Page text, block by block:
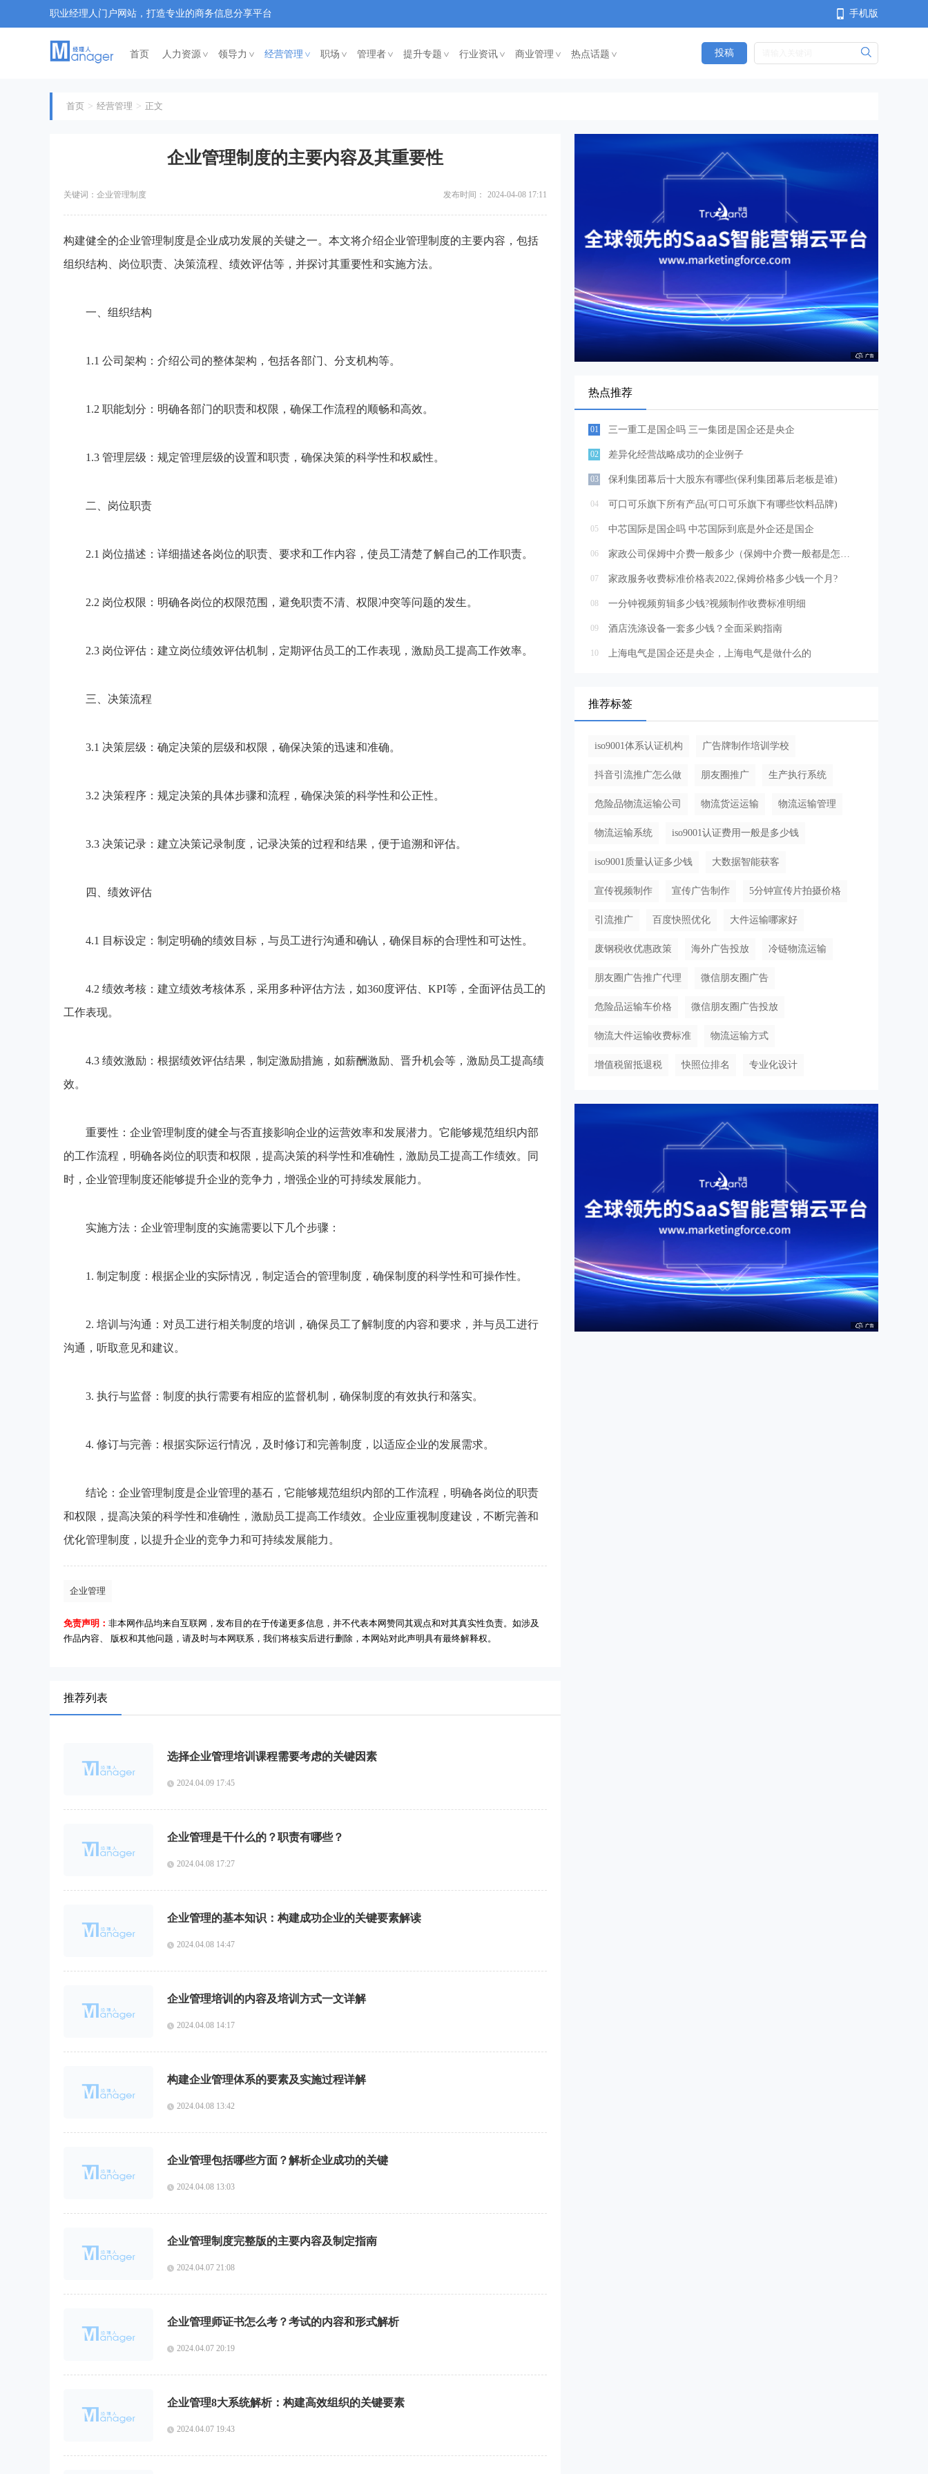
职业经理人门户网站，打造专业的商务信息分享平台 手机版
首页 人力资源< 领导力 < 经营管理< 职场< 管理者< 提升专题 < 行业资讯 < 商业管理< 热点话题 < 投稿
首页 经营管理 正文
企业管理制度的主要内容及其重要性
关键词：企业管理制度 发布时间： 2024-04-08 17:11
构建健全的企业管理制度是企业成功发展的关键之一。本文将介绍企业管理制度的主要内容，包括
组织结构、岗位职责、决策流程、绩效评估等，并探讨其重要性和实施方法。
一、组织结构
1.1 公司架构：介绍公司的整体架构，包括各部门、分支机构等。
1.2 职能划分：明确各部门的职责和权限，确保工作流程的顺畅和高效。
1.3 管理层级：规定管理层级的设置和职责，确保决策的科学性和权威性。
二、岗位职责
2.1 岗位描述：详细描述各岗位的职责、要求和工作内容，使员工清楚了解自己的工作职责。
2.2 岗位权限：明确各岗位的权限范围，避免职责不清、权限冲突等问题的发生。
2.3 岗位评估：建立岗位绩效评估机制，定期评估员工的工作表现，激励员工提高工作效率。
三、决策流程
3.1 决策层级：确定决策的层级和权限，确保决策的迅速和准确。
3.2 决策程序：规定决策的具体步骤和流程，确保决策的科学性和公正性。
3.3 决策记录：建立决策记录制度，记录决策的过程和结果，便于追溯和评估。
四、绩效评估
4.1 目标设定：制定明确的绩效目标，与员工进行沟通和确认，确保目标的合理性和可达性。
4.2 绩效考核：建立绩效考核体系，采用多种评估方法，如360度评估、KPI等，全面评估员工的
工作表现。
4.3 绩效激励：根据绩效评估结果，制定激励措施，如薪酬激励、晋升机会等，激励员工提高绩
效。
重要性：企业管理制度的健全与否直接影响企业的运营效率和发展潜力。它能够规范组织内部
的工作流程，明确各岗位的职责和权限，提高决策的科学性和准确性，激励员工提高工作绩效。同
时，企业管理制度还能够提升企业的竞争力，增强企业的可持续发展能力。
实施方法：企业管理制度的实施需要以下几个步骤：
1. 制定制度：根据企业的实际情况，制定适合的管理制度，确保制度的科学性和可操作性。
2. 培训与沟通：对员工进行相关制度的培训，确保员工了解制度的内容和要求，并与员工进行
沟通，听取意见和建议。
3. 执行与监督：制度的执行需要有相应的监督机制，确保制度的有效执行和落实。
4. 修订与完善：根据实际运行情况，及时修订和完善制度，以适应企业的发展需求。
结论：企业管理制度是企业管理的基石，它能够规范组织内部的工作流程，明确各岗位的职责
和权限，提高决策的科学性和准确性，激励员工提高工作绩效。企业应重视制度建设，不断完善和
优化管理制度，以提升企业的竞争力和可持续发展能力。
企业管理
免责声明： 非本网作品均来自互联网，发布目的在于传递更多信息，并不代表本网赞同其观点和对其真实性负责。如涉及
作品内容、 版权和其他问题，请及时与本网联系，我们将核实后进行删除，本网站对此声明具有最终解释权。
推荐列表
选择企业管理培训课程需要考虑的关键因素
2024.04.09 17:45
企业管理是干什么的？职责有哪些？
2024.04.08 17:27
企业管理的基本知识：构建成功企业的关键要素解读
2024.04.08 14:47
企业管理培训的内容及培训方式一文详解
2024.04.08 14:17
构建企业管理体系的要素及实施过程详解
2024.04.08 13:42
企业管理包括哪些方面？解析企业成功的关键
2024.04.08 13:03
企业管理制度完整版的主要内容及制定指南
2024.04.07 21:08
企业管理师证书怎么考？考试的内容和形式解析
2024.04.07 20:19
企业管理8大系统解析：构建高效组织的关键要素
2024.04.07 19:43
热点推荐
01 三一重工是国企吗 三一集团是国企还是央企
02 差异化经营战略成功的企业例子
03 保利集团幕后十大股东有哪些(保利集团幕后老板是谁)
04 可口可乐旗下所有产品(可口可乐旗下有哪些饮料品牌)
05 中芯国际是国企吗 中芯国际到底是外企还是国企
06 家政公司保姆中介费一般多少（保姆中介费一般都是怎么收取的）
07 家政服务收费标准价格表2022,保姆价格多少钱一个月?
08 一分钟视频剪辑多少钱?视频制作收费标准明细
09 酒店洗涤设备一套多少钱？全面采购指南
10 上海电气是国企还是央企，上海电气是做什么的
推荐标签
iso9001体系认证机构 广告牌制作培训学校
抖音引流推广怎么做 朋友圈推广 生产执行系统
危险品物流运输公司 物流货运运输 物流运输管理
物流运输系统 iso9001认证费用一般是多少钱
iso9001质量认证多少钱 大数据智能获客
宣传视频制作 宣传广告制作 5分钟宣传片拍摄价格
引流推广 百度快照优化 大件运输哪家好
废钢税收优惠政策 海外广告投放 冷链物流运输
朋友圈广告推广代理 微信朋友圈广告
危险品运输车价格 微信朋友圈广告投放
物流大件运输收费标准 物流运输方式
增值税留抵退税 快照位排名 专业化设计